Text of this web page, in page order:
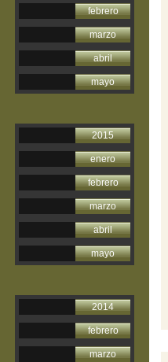
febrero
marzo
abril
mayo
2015
enero
febrero
marzo
abril
mayo
2014
febrero
marzo